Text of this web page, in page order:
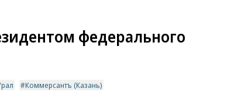
федерального
Коммерсантъ (Казань)